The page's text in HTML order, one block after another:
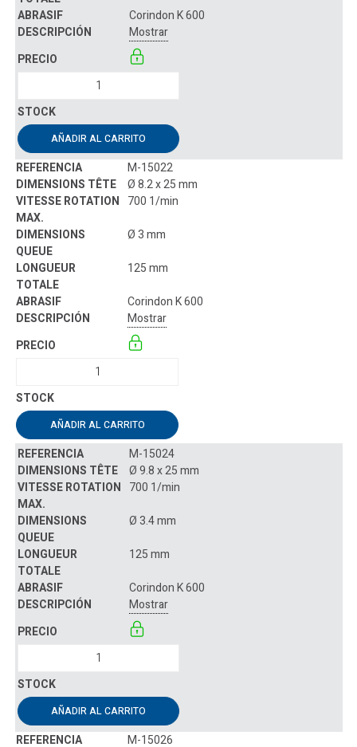
Corindon K 600
Mostrar
AÑADIR AL CARRITO
M-15022
Ø 8.2 x 25 mm
700 1/min
Ø 3 mm
125 mm
Corindon K 600
Mostrar
AÑADIR AL CARRITO
M-15024
Ø 9.8 x 25 mm
700 1/min
Ø 3.4 mm
125 mm
Corindon K 600
Mostrar
AÑADIR AL CARRITO
M-15026